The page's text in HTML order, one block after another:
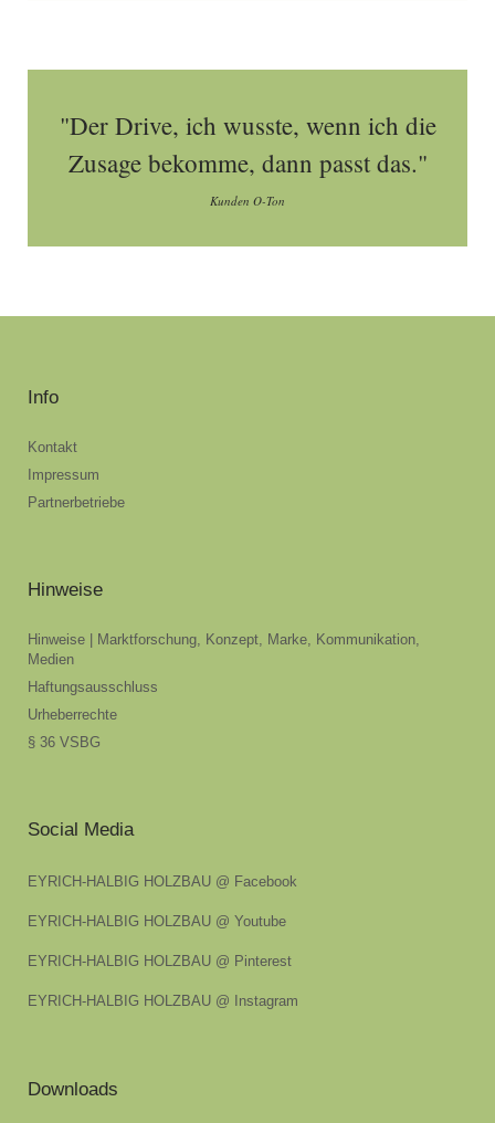
"Der Drive, ich wusste, wenn ich die
Zusage bekomme, dann passt das."
Kunden O-Ton
Info
Kontakt
Impressum
Partnerbetriebe
Hinweise
Hinweise | Marktforschung, Konzept, Marke, Kommunikation,
Medien
Haftungsausschluss
Urheberrechte
§ 36 VSBG
Social Media
EYRICH-HALBIG HOLZBAU @ Facebook
EYRICH-HALBIG HOLZBAU @ Youtube
EYRICH-HALBIG HOLZBAU @ Pinterest
EYRICH-HALBIG HOLZBAU @ Instagram
Downloads